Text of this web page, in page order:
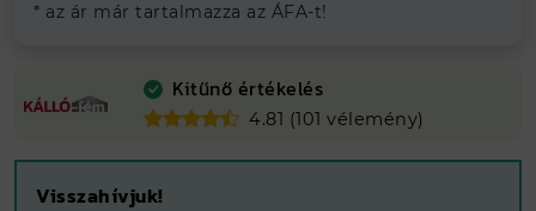
* az ár már tartalmazza az ÁFA-t!
Kitűnő értékelés
4.81 (101 vélemény)
Visszahívjuk!